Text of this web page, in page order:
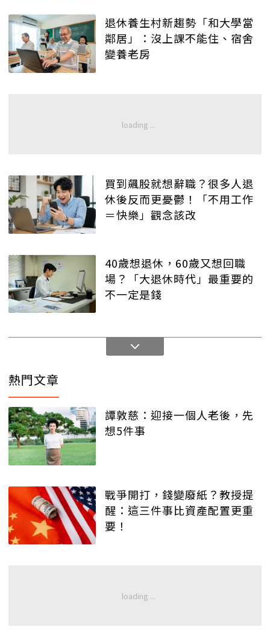
退休養生村新趨勢「和大學當
鄰居」：沒上課不能住、宿舍
變養老房
買到飆股就想辭職？很多人退
休後反而更憂鬱！「不用工作
＝快樂」觀念該改
40歲想退休，60歲又想回職
場？「大退休時代」最重要的
不一定是錢
熱門文章
譚敦慈：迎接一個人老後，先
想5件事
戰爭開打，錢變廢紙？教授提
醒：這三件事比資產配置更重
要！